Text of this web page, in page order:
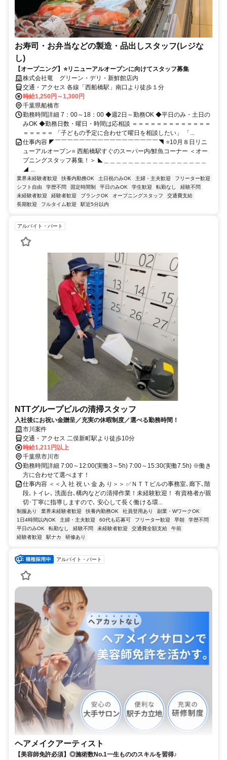
お寿司・お弁当などの製造・品出しスタッフ(レジな
し)
【オープニング】⭐リニューアルオープンに向けてスタッフ募集
株式会社竜 グリーン・デリ・新鮮館店内
交通・アクセス 各線「西船橋駅」南口より徒歩１分
時給1,250円～1,300円
千葉県船橋市
勤務時間詳細 7：00～18：00 ◆週2日～勤務OK ◆平日のみ・土日の
みOK ◆勤務日数・曜日・時間は応相談 ＝＝＝＝＝＝＝＝＝＝＝＝＝
＝＝＝＝＝ 「子どもの予定に合わせて曜日を相談したい」 「...
仕事内容 ◤￣￣￣￣￣￣￣￣￣￣￣￣￣￣￣￣￣◥ ⭐10月８日リニ
ューアルオープン⭐ 西船橋駅すぐのスーパー内/鮮魚コーナー ＜オー
プニングスタッフ募集！＞ ◣＿＿＿＿＿＿＿＿＿＿＿＿＿＿＿＿＿
◢ ...
業界未経験者歓迎 扶養内勤務OK 土日祝のみOK 主婦・主夫歓迎
フリーター歓迎
シフト自由
学歴不問 固定時間制 平日のみOK 学生歓迎 転勤なし
経験不問
未経験者歓迎
経験者歓迎 ブランクOK オープニングスタッフ
交通費支給
長期歓迎
フルタイム歓迎 駅近5分以内
アルバイト・パート
NTTグループビルの清掃スタッフ
入社後にお祝い金贈呈／充実の休暇制度／選べる勤務時間！
市川案件
交通・アクセス 二俣新町駅より徒歩10分
時給1,211円以上
千葉県市川市
勤務時間詳細 7:00～12:00(実働3～5h) 7:00～15:30(実働7.5h) ※働き
方に合わせて選べます！
仕事内容 ＜＜入 社 祝 い 金 あ り＞＞ ✅ＮＴＴビルの事務室､廊下､階
段､トイレ､ 洗面台､構内などの清掃作業！未経験歓迎！ 有資格者が親
切･丁寧に指導しますので､ 安心して長く働ける環...
制服あり 業界未経験者歓迎 扶養内勤務OK 社員登用あり
副業・WワークOK
1日4時間以内OK
主婦・主夫歓迎 60代も応募可 フリーター歓迎 早朝
学歴不問
平日のみOK
転勤なし 経験不問 未経験者歓迎 交通費全額支給
午前
経験者歓迎
駅ナカ 研修あり
アルバイト・パート
ヘアメイクアーティスト
【美容師免許必須】◎施術数No.1一生もののスキルを習得♪